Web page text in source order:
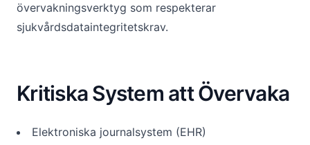
övervakningsverktyg som respekterar
sjukvårdsdataintegritetskrav.
Kritiska System att Övervaka
Elektroniska journalsystem (EHR)